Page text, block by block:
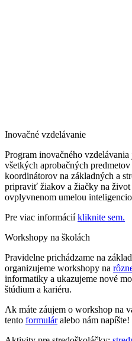
Inovačné vzdelávanie
Program inovačného
všetkých aprobačných
koordinátorov na základných a
pripraviť žiakov a žiačky na život
ovplyvnenom umelou
Pre viac informáciíkliknite sem.
Workshopy na školách
Pravidelne prichádzame na
organizujeme workshopy na
informatiky a ukazujeme nové
štúdium a kariéru.
Ak máte záujem o workshop na
tento formuláralebo nám napíšte!